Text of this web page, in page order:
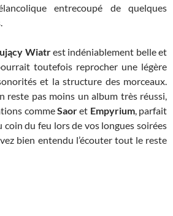
entrecoupé de quelques
Wiatrest indéniablement belle et
toutefois reprocher une légère
et la structure des morceaux.
reste pas moins un album très réussi,
commeSaoret Empyrium, parfait
coin du feu lors de vos longues soirées
bien entendu l’écouter tout le reste